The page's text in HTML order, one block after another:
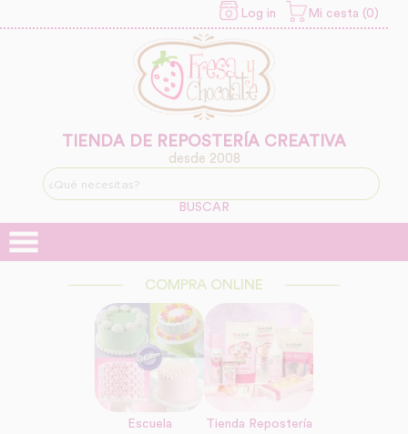
Log in Mi cesta (0)
TIENDA DE REPOSTERÍA CREATIVA
desde 2008
BUSCAR
COMPRA ONLINE
Escuela Tienda Repostería
INFORMACION SOBRE LA
PROTECCIÓN DE TUS
Legitimación:
Destinatarios: